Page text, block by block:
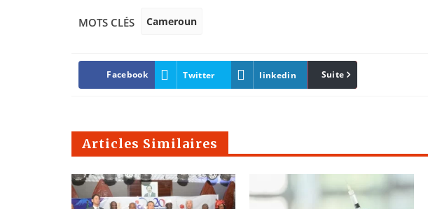
MOTS CLÉS Cameroun
Facebook Twitter linkedin Pinterest
Suite
Articles Similaires